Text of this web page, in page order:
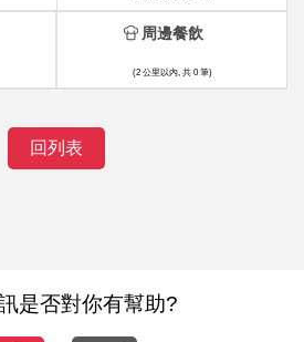
周邊餐飲
(2 公里以內, 共 0 筆)
回列表
是否對你有幫助?